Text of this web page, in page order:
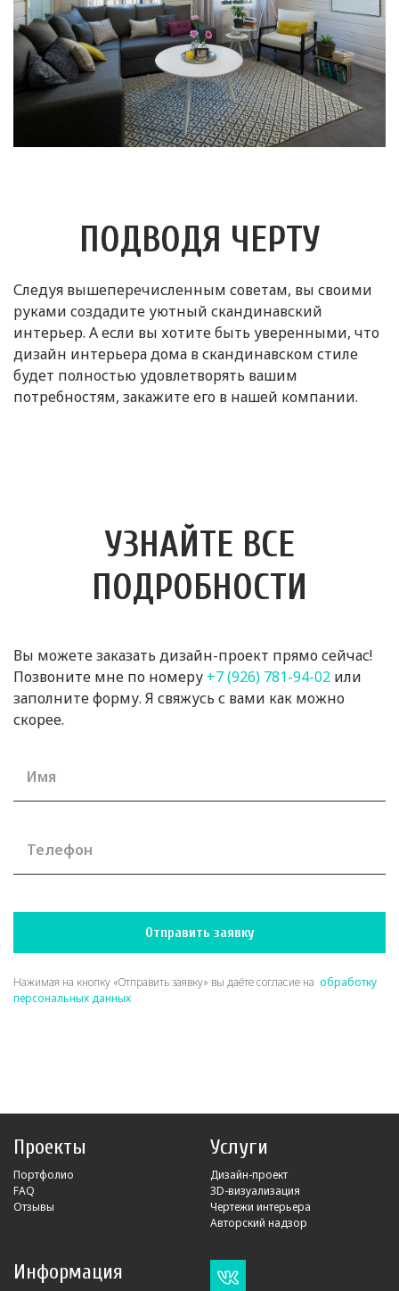
ПОДВОДЯ ЧЕРТУ
Следуя вышеперечисленным советам, вы своими
руками создадите уютный скандинавский
интерьер. А если вы хотите быть уверенными, что
дизайн интерьера дома в скандинавском стиле
будет полностью удовлетворять вашим
потребностям, закажите его в нашей компании.
УЗНАЙТЕ ВСЕ
ПОДРОБНОСТИ
Вы можете заказать дизайн-проект прямо сейчас!
Позвоните мне по номеру +7 (926) 781-94-02 или
заполните форму. Я свяжусь с вами как можно
скорее.
Имя
Телефон
Отправить заявку
Нажимая на кнопку «Отправить заявку» вы даёте согласие на обработку
персональных данных
Проекты
Портфолио
FAQ
Отзывы
Услуги
Дизайн-проект
3D-визуализация
Чертежи интерьера
Авторский надзор
Информация